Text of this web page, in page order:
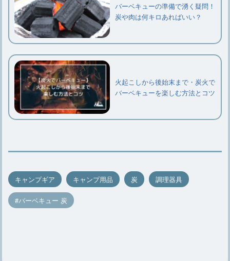
バーベキューの準備で湧く疑問！
炭や肉は何キロあればいい？
火起こしから後始末まで・炭火で
バーベキューを楽しむ方法とコツ
キャンプギア キャンプ用品 炭 調理器具
バーベキュー 炭